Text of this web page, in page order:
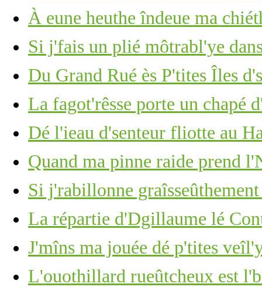
À eune heuthe îndeue ma
Si j'fais un plié môtrabl'ye
Du Grand Rué ès P'tites Îles
La fagot'rêsse porte un chapé
Dé l'ieau d'senteur fliotte au
Quand ma pinne raide prend
Si j'rabillonne
La répartie d'Dgillaume lé
J'mîns ma jouée dé p'tites
L'ouothillard rueûtcheux est